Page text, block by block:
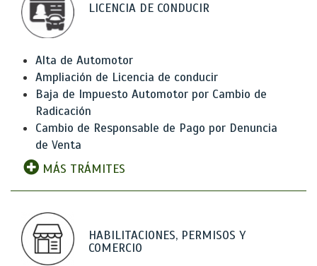
LICENCIA DE CONDUCIR
Alta de Automotor
Ampliación de Licencia de conducir
Baja de Impuesto Automotor por Cambio de
Radicación
Cambio de Responsable de Pago por Denuncia
de Venta
MÁS TRÁMITES
HABILITACIONES, PERMISOS Y
COMERCIO